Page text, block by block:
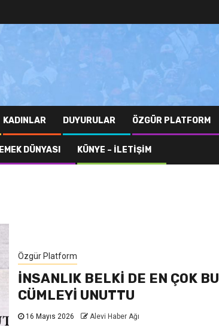
KADINLAR DUYURULAR ÖZGÜR PLATFORM
EMEK DÜNYASI KÜNYE – İLETIŞIM
Özgür Platform
İNSANLIK BELKİ DE EN ÇOK BU
CÜMLEYİ UNUTTU
16 Mayıs 2026 Alevi Haber Ağı